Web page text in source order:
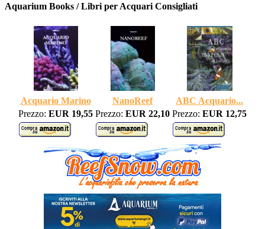
Aquarium Books / Libri per Acquari Consigliati
Acquario Marino NanoReef
ABC Acquario...
Prezzo: EUR 19,55 Prezzo: EUR 22,10 Prezzo: EUR 12,75